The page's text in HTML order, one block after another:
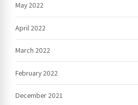
May 2022
April 2022
March 2022
February 2022
December 2021